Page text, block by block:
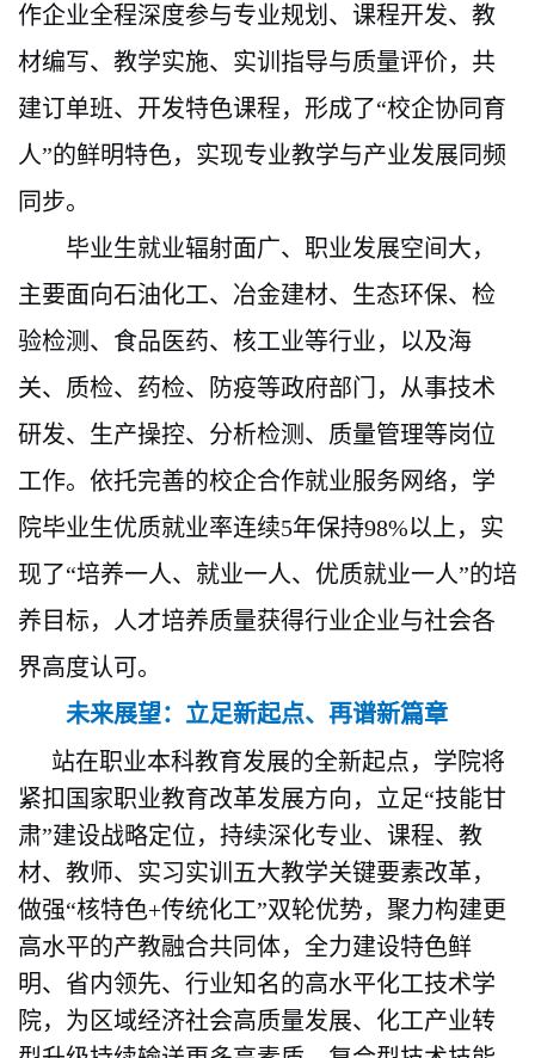
作企业全程深度参与专业规划、课程开发、教
材编写、教学实施、实训指导与质量评价，共
建订单班、开发特色课程，形成了“校企协同育
人”的鲜明特色，实现专业教学与产业发展同频
同步。
毕业生就业辐射面广、职业发展空间大，
主要面向石油化工、冶金建材、生态环保、检
验检测、食品医药、核工业等行业，以及海
关、质检、药检、防疫等政府部门，从事技术
研发、生产操控、分析检测、质量管理等岗位
工作。依托完善的校企合作就业服务网络，学
院毕业生优质就业率连续5年保持98%以上，实
现了“培养一人、就业一人、优质就业一人”的培
养目标，人才培养质量获得行业企业与社会各
界高度认可。
未来展望：立足新起点、再谱新篇章
站在职业本科教育发展的全新起点，学院将
紧扣国家职业教育改革发展方向，立足“技能甘
肃”建设战略定位，持续深化专业、课程、教
材、教师、实习实训五大教学关键要素改革，
做强“核特色+传统化工”双轮优势，聚力构建更
高水平的产教融合共同体，全力建设特色鲜
明、省内领先、行业知名的高水平化工技术学
院，为区域经济社会高质量发展、化工产业转